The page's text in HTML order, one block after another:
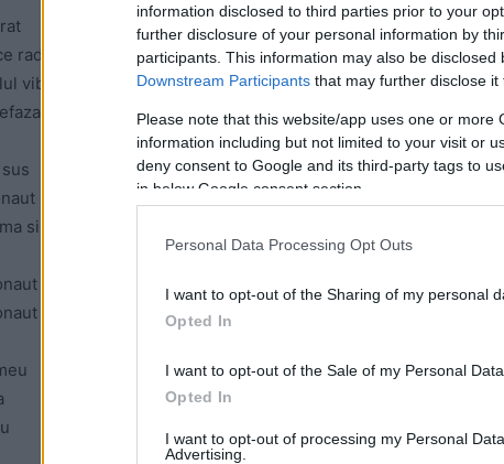
information disclosed to third parties prior to your
further disclosure of your personal information by
participants. This information may also be
Downstream Participants that may further disclose it
Please note that this website/app uses one or
information including but not limited to your visit or
deny consent to Google and its third-party tags to
in below Google consent section.
Personal Data Processing Opt Outs
I want to opt-out of the Sharing of my personal
Opted In
I want to opt-out of the Sale of my Personal Data.
Opted In
I want to opt-out of processing my Personal
Advertising.
rad
vibreaza de mult
sa mai pot sa mai raspund
simt, pe Pamant